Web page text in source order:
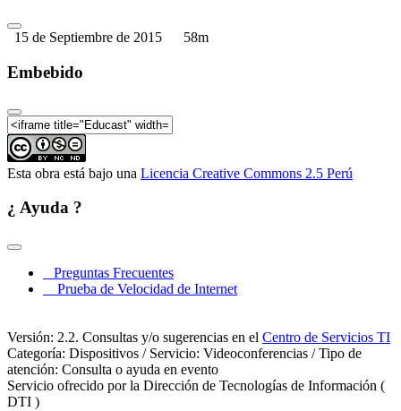
Consulta y Participación de los Pueblos Indígenas
15 de Septiembre de 2015 58m
Embebido
Esta obra está bajo una Licencia Creative Commons 2.5 Perú
¿ Ayuda ?
Preguntas Frecuentes
Prueba de Velocidad de Internet
Versión: 2.2. Consultas y/o sugerencias en el Centro de Servicios TI
Categoría: Dispositivos / Servicio: Videoconferencias / Tipo de
atención: Consulta o ayuda en evento
Servicio ofrecido por la Dirección de Tecnologías de Información (
DTI )